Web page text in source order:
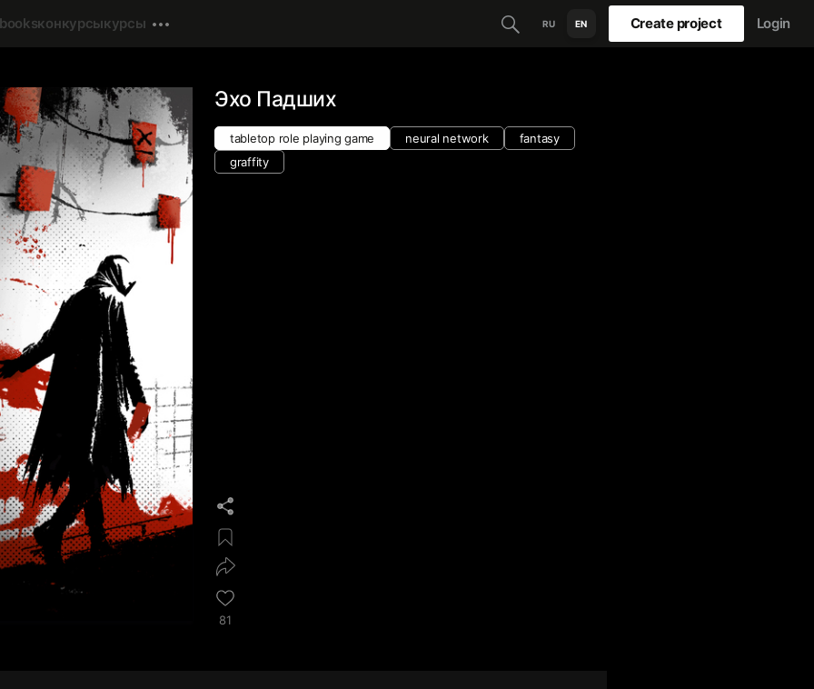
конкурсыкурсы RU EN Create project Login
Эхо Падших
tabletop role playing game neural network
fantasy
graffity
81